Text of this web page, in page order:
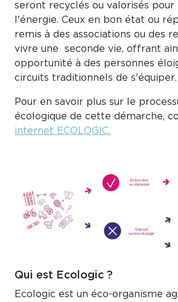
seront recyclés ou valorisés pour
l'énergie. Ceux en bon état ou
remis à des associations ou des
vivre une seconde vie, offrant
opportunité à des personnes
circuits traditionnels de s'équiper.
Pour en savoir plus sur le
écologique de cette démarche,
internet ECOLOGIC.
Qui est Ecologic ?
Ecologic est un éco-organisme